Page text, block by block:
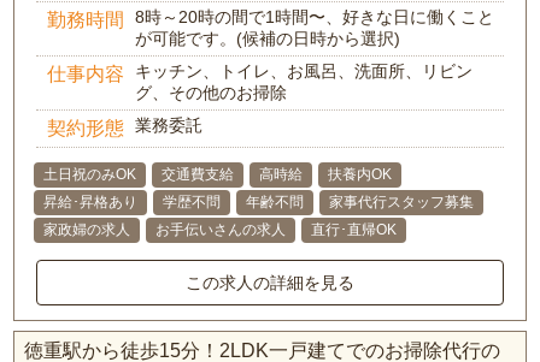
勤務時間
8時～20時の間で1時間〜、好きな日に働くこと
が可能です。(候補の日時から選択)
仕事内容
キッチン、トイレ、お風呂、洗面所、リビン
グ、その他のお掃除
契約形態 業務委託
土日祝のみOK 交通費支給 高時給
扶養内OK
昇給･昇格あり
学歴不問 年齢不問
家事代行スタッフ募集
家政婦の求人
お手伝いさんの求人 直行･直帰OK
この求人の詳細を見る
徳重駅から徒歩15分！2LDK一戸建てでのお掃除代行の